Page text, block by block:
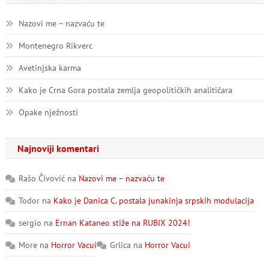
Nazovi me – nazvaću te
Montenegro Rikverc
Avetinjska karma
Kako je Crna Gora postala zemlja geopolitičkih analitičara
Opake nježnosti
Najnoviji komentari
Rašo Čivovićna Nazovi me – nazvaću te
Todorna Kako je Danica C. postala junakinja srpskih modulacija
sergio na Ernan Kataneo stiže na RUBIX 2024!
Morena Horror Vacui Grlica na Horror Vacui